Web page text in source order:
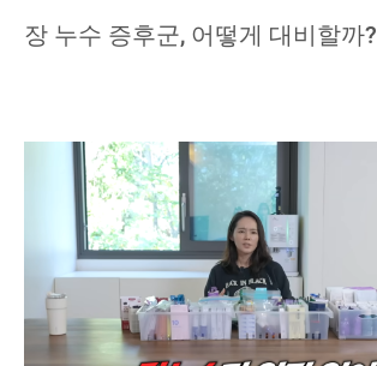
장 누수 증후군, 어떻게 대비할까?